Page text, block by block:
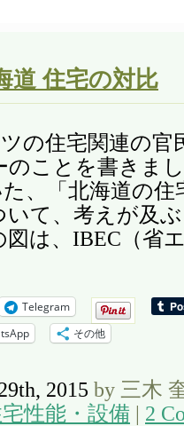
道 住宅の対比
の住宅関連の官
のことを書きま
、「北海道の住
いて、考えが及
図は、IBEC（省
Telegram
その他
2015 by 三木
性能・設備 | 2